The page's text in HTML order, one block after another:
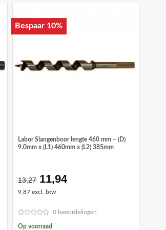
Bespaar 10%
Labor Slangenboor lengte 460 mm – (D)
9.0mm x (L1) 460mm x (L2) 385mm
13,27 Oorspronkelijke
prijs
€13,27.
11,94Huidige
€11,94.
9,87 excl. btw
0 beoordelingen
Op voorraad